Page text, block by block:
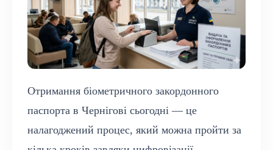
Отримання біометричного закордонного
паспорта в Чернігові сьогодні — це
налагоджений процес, який можна пройти за